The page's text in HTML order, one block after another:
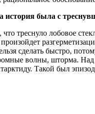
история была с
треснуло лобовое
сделать быстро,
волны, шторма.
Такой был